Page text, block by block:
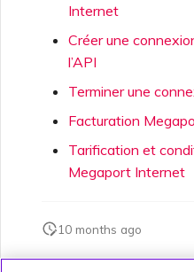
Internet
Créer une
l’API
Terminer une
Facturation
Tarification et
Megaport Internet
10 months ago